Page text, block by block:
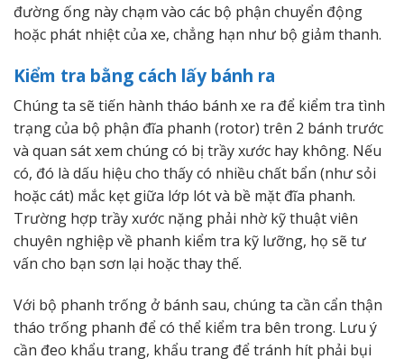
đường ống này chạm vào các bộ phận chuyển động
hoặc phát nhiệt của xe, chẳng hạn như bộ giảm thanh.
Kiểm tra bằng cách lấy bánh ra
Chúng ta sẽ tiến hành tháo bánh xe ra để kiểm tra tình
trạng của bộ phận đĩa phanh (rotor) trên 2 bánh trước
và quan sát xem chúng có bị trầy xước hay không. Nếu
có, đó là dấu hiệu cho thấy có nhiều chất bẩn (như sỏi
hoặc cát) mắc kẹt giữa lớp lót và bề mặt đĩa phanh.
Trường hợp trầy xước nặng phải nhờ kỹ thuật viên
chuyên nghiệp về phanh kiểm tra kỹ lưỡng, họ sẽ tư
vấn cho bạn sơn lại hoặc thay thế.
Với bộ phanh trống ở bánh sau, chúng ta cần cẩn thận
tháo trống phanh để có thể kiểm tra bên trong. Lưu ý
cần đeo khẩu trang, khẩu trang để tránh hít phải bụi